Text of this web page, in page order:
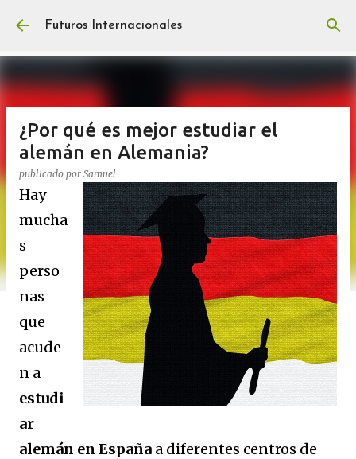
Ir al contenido principal
Futuros Internacionales
¿Por qué es mejor estudiar el
alemán en Alemania?
publicado por Samuel
Hay
mucha
s
perso
nas
que
acude
n a
estudi
ar
alemán en España a diferentes centros de